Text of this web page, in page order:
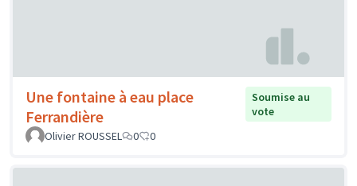
Une fontaine à eau place
Ferrandière
Soumise au
vote
Olivier ROUSSEL
0 0